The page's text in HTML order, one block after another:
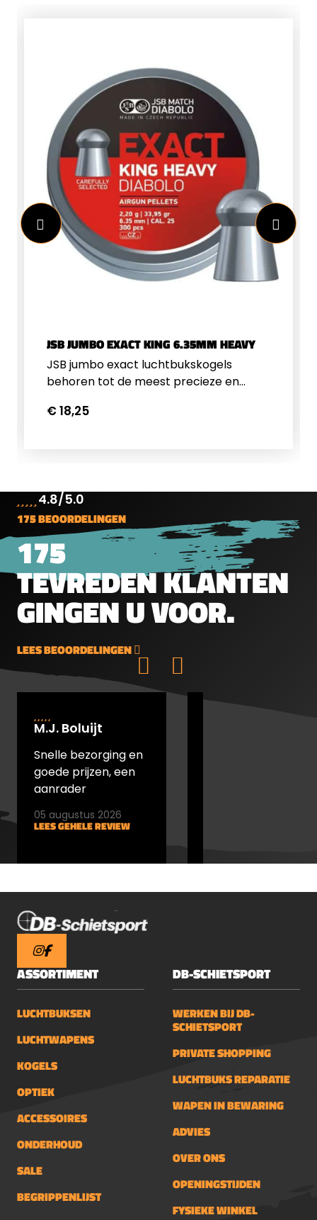
JSB JUMBO EXACT KING 6.35MM HEAVY
JSB jumbo exact luchtbukskogels
behoren tot de meest precieze en
markt. Deze 6.35mm luchtbuks
€ 18,25
4.8/5.0
175 BEOORDELINGEN
175
TEVREDEN KLANTEN
GINGEN U VOOR.
LEES BEOORDELINGEN
M.J. Boluijt
Snelle bezorging en
goede prijzen, een
aanrader
LEES GEHELE REVIEW
05 augustus 2026
ASSORTIMENT
LUCHTBUKSEN
LUCHTWAPENS
KOGELS
OPTIEK
ACCESSOIRES
ONDERHOUD
SALE
BEGRIPPENLIJST
DB-SCHIETSPORT
WERKEN BIJ DB-
SCHIETSPORT
PRIVATE SHOPPING
LUCHTBUKS REPARATIE
WAPEN IN BEWARING
ADVIES
OVER ONS
OPENINGSTIJDEN
FYSIEKE WINKEL